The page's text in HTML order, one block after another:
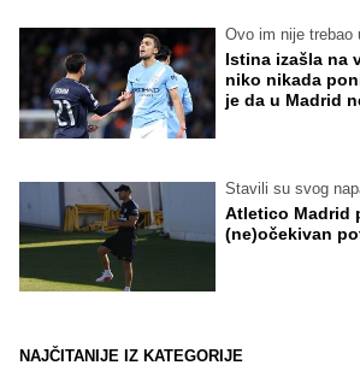
Ovo im nije trebao
Istina izašla na
niko nikada
je da u Madrid
Stavili su svog
Atletico Madrid
(ne)očekivan
NAJČITANIJE IZ KATEGORIJE